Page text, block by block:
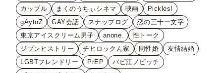
カップル
まくのうちぃシネマ 映画
Pickles!
gAytoZ
GAY会話 スナップログ
恋の三十一文字
東京アイスクリーム男子
anone.
性トーク
ジブンヒストリー
チヒロックん家 同性婚
友情結婚
LGBTフレンドリー
PrEP
バビ江ノビッチ